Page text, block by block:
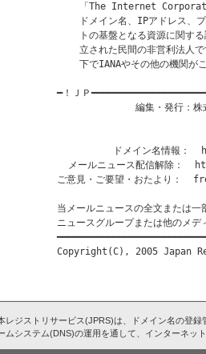
「The Internet
ドメイン名、IPアドレス、
トの基盤となる資源に関す
立された民間の非営利法人
下でIANAやその他の機関が
━！ＪＰ
編集・発行：株
ドメイン名情報：
メールニュース配信解除：
ご意見・ご要望・おたより：
当メールニュースの全文または
ニュースグループまたは他のメ
レジストリサービス(JPRS)は、ドメイン名の登録
ムシステム(DNS)の運用を通して、インターネッ